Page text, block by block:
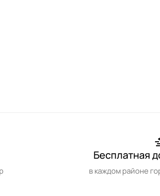
Бесплатная
в каждом районе